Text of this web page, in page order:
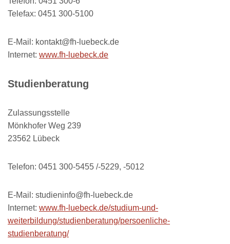
Telefax: 0451 300-5100
E-Mail: kontakt@fh-luebeck.de
Internet: www.fh-luebeck.de
Studienberatung
Zulassungsstelle
Mönkhofer Weg 239
23562 Lübeck
Telefon: 0451 300-5455 /-5229, -5012
E-Mail: studieninfo@fh-luebeck.de
Internet: www.fh-luebeck.de/studium-und-
weiterbildung/studienberatung/persoenliche-
studienberatung/